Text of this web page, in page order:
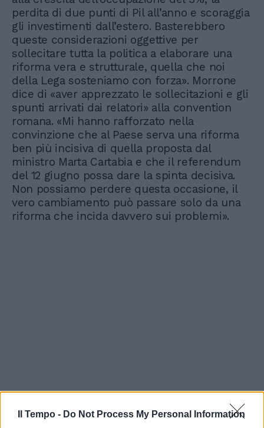
Il Tempo - Do Not Process My Personal Information
perdita di due punti di Pil all’anno e scoraggia
gli investimenti dall’estero. Basterebbero
queste considerazioni oggettive per
sollecitare tutta la politica a elaborare una
riforma vera e strutturale, quella che noi
della Lega sosteniamo con forza». Morrone
dice di «aver apprezzato le sollecitazioni e gli
spunti arrivati dai relatori» alla convention
romana. «Mi hanno rafforzato nella
convinzione che al Paese serva una riforma
ben più incisiva di quella proposta dal
ministro Marta Cartabia e che il referendum
del 12 giugno possa dare la spinta decisiva.
Non possiamo perdere questa occasione, il
vero cambiamento può passare solo da una
riforma che incida davvero sui problemi».